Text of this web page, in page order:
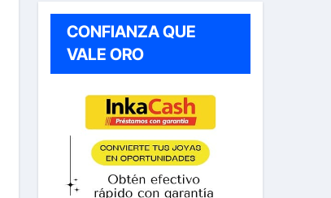
CONFIANZA QUE
VALE ORO